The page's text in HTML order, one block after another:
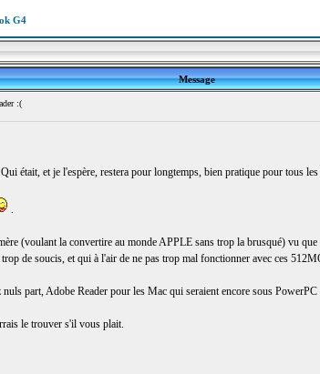
G4
Message
:(
était, et je l'espère, restera pour longtemps, bien pratique pour tous
.
(voulant la convertire au monde APPLE sans trop la brusqué) vu
de soucis, et qui à l'air de ne pas trop mal fonctionner avec ces
part, Adobe Reader pour les Mac qui seraient encore sous PowerPC
le trouver s'il vous plait.